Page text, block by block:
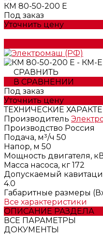
КМ 80-50-200 Е
Под заказ
Уточнить цену
СРАВНИТЬ
В СРАВНЕНИИ
Под заказ
Уточнить цену
ТЕХНИЧЕСКИЕ
Производитель
Производство Россия
Подача, м³/ч 50
Напор, м 50
Мощность двигателя,
Масса насоса, кг 172
Допускаемый
4.0
Габаритные размеры
Все характеристики
ОПИСАНИЕ РАЗДЕЛА
ВСЕ ПАРАМЕТРЫ
ДОКУМЕНТЫ